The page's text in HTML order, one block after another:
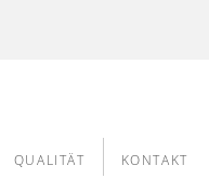
QUALITÄT KONTAKT